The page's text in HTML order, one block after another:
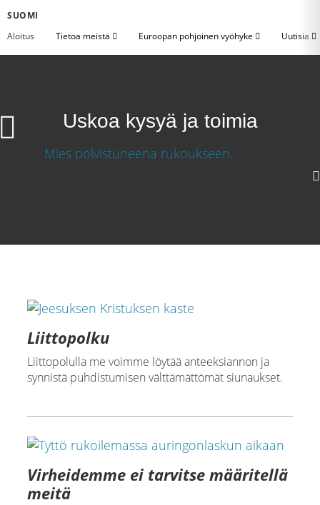
SUOMI
Aloitus
Tietoa meistä Euroopan pohjoinen vyöhyke Uutisia
Uskoa kysyä ja toimia
Liittopolku
Liittopolulla me voimme löytää anteeksiannon ja
synnistä puhdistumisen välttämättömät siunaukset.
Virheidemme ei tarvitse määritellä
meitä